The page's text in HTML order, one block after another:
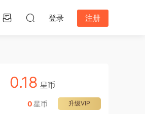
登录 注册
0.18 星币
升级VIP
0星币